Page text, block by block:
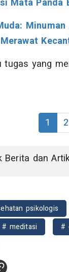
Mata Panda
yang
1 2
Berita dan
psikologis
# meditasi #